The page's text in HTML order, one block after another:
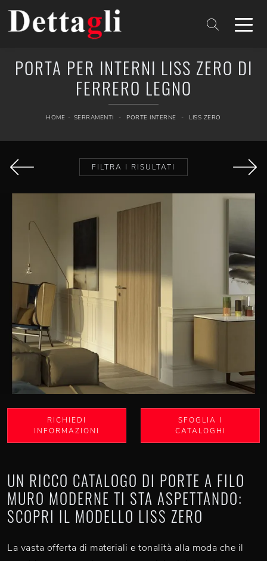
PORTA PER INTERNI LISS ZERO DI
FERRERO LEGNO
HOME - SERRAMENTI - PORTE INTERNE - LISS ZERO
FILTRA I RISULTATI
RICHIEDI
INFORMAZIONI
SFOGLIA I
CATALOGHI
UN RICCO CATALOGO DI PORTE A FILO
MURO MODERNE TI STA ASPETTANDO:
SCOPRI IL MODELLO LISS ZERO
La vasta offerta di materiali e tonalità alla moda che il